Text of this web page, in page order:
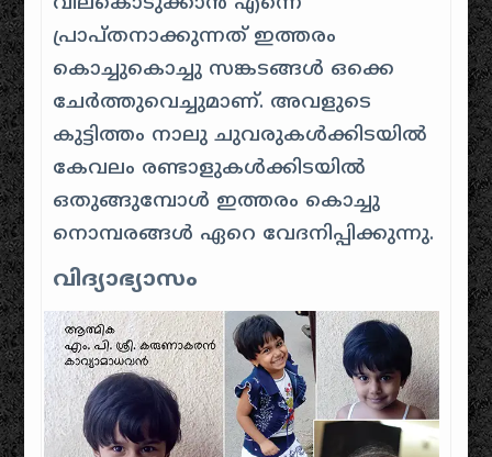
പ്രാപ്തനാക്കുന്നത് ഇത്തരം
കൊച്ചുകൊച്ചു സങ്കടങ്ങൾ ഒക്കെ
ചേർത്തുവെച്ചുമാണ്. അവളുടെ
കുട്ടിത്തം നാലു ചുവരുകൾക്കിടയിൽ
കേവലം രണ്ടാളുകൾക്കിടയിൽ
ഒതുങ്ങുമ്പോൾ ഇത്തരം കൊച്ചു
നൊമ്പരങ്ങൾ ഏറെ വേദനിപ്പിക്കുന്നു.
വിദ്യാഭ്യാസം